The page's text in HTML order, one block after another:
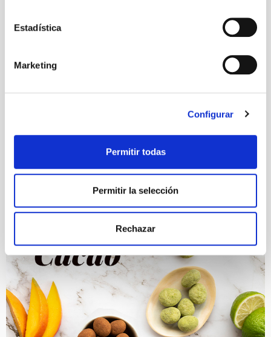
identifican de ninguna forma.
Estadística
Marketing
Configurar
Permitir todas
Permitir la selección
Rechazar